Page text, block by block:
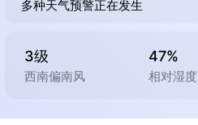
多种天气预警正在发生
3级
西南偏南风
47%
相对湿度